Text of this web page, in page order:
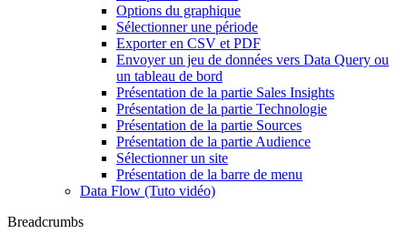
Options du graphique
Sélectionner une période
Exporter en CSV et PDF
Envoyer un jeu de données vers Data Query ou
un tableau de bord
Présentation de la partie Sales Insights
Présentation de la partie Technologie
Présentation de la partie Sources
Présentation de la partie Audience
Sélectionner un site
Présentation de la barre de menu
Data Flow (Tuto vidéo)
Breadcrumbs